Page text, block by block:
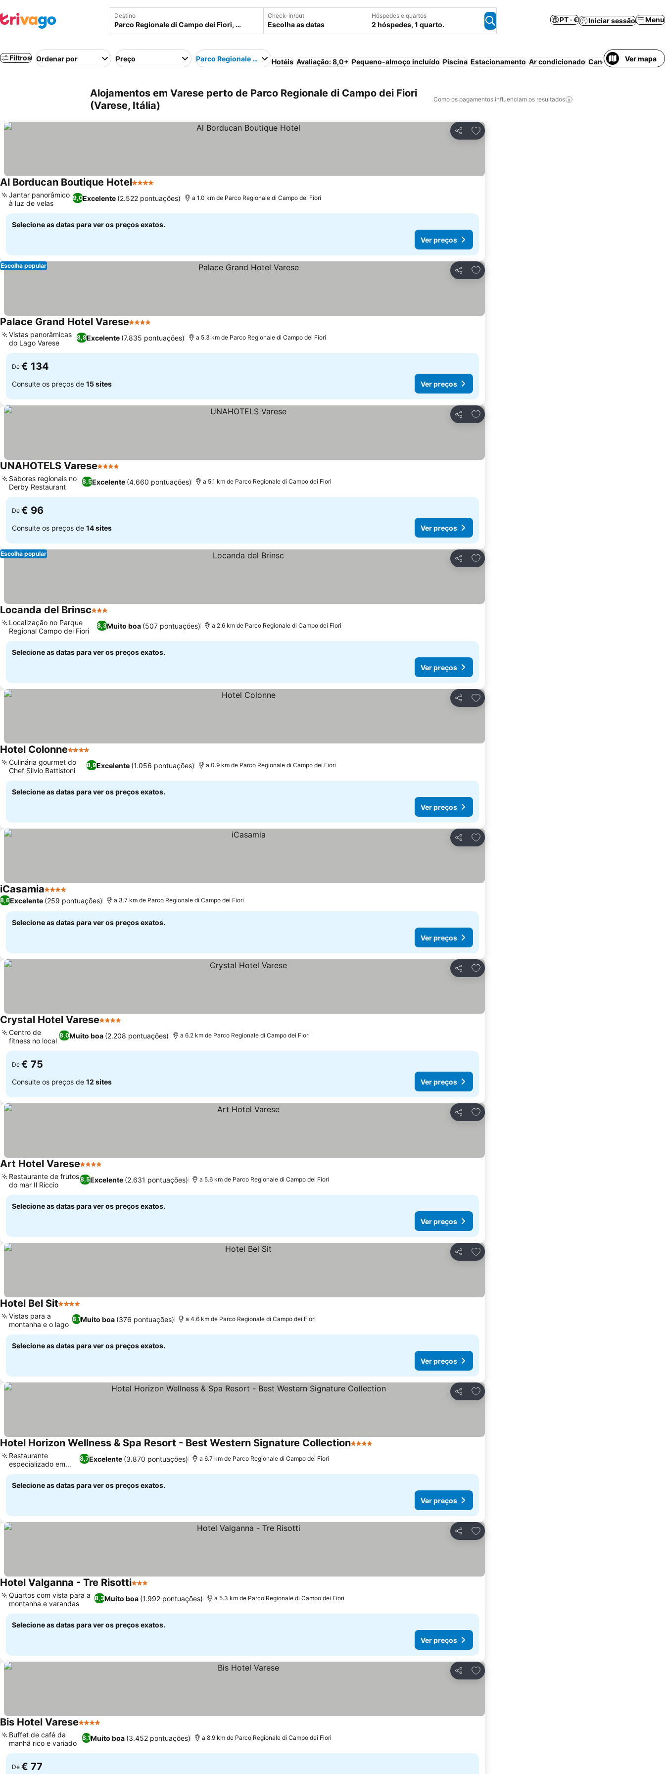
Destino Check-in/out
Escolha as datas
Hóspedes e quartos
2 hóspedes, 1 quarto.
PT · € Iniciar sessão Menu
Filtros Ordenar por Preço Parco Regionale di Campo dei Fiori
Hotéis Avaliação: 8,0+ Pequeno-almoço incluído Piscina Estacionamento Ar condicionado CancelamentoVer mapa
Alojamentos em Varese perto de Parco Regionale di Campo dei Fiori
(Varese, Itália)
Como os pagamentos influenciam os resultados
Partilhar
Adicionar aos favoritos
Al Borducan Boutique Hotel4 Estrelas
9,0Excelente (2.522 pontuações)
Jantar panorâmico
à luz de velas
a 1.0 km de Parco Regionale di Campo dei Fiori
Selecione as datas para ver os preços exatos.
Ver preços
Partilhar
Adicionar aos favoritos
Escolha popular
Palace Grand Hotel Varese4 Estrelas
8,8Excelente (7.835 pontuações)
Vistas panorâmicas
do Lago Varese
a 5.3 km de Parco Regionale di Campo dei Fiori
De € 134
Consulte os preços de 15 sites Ver preços
Partilhar
Adicionar aos favoritos
UNAHOTELS Varese4 Estrelas
8,5Excelente (4.660 pontuações)
Sabores regionais no
Derby Restaurant
a 5.1 km de Parco Regionale di Campo dei Fiori
De € 96
Consulte os preços de 14 sites Ver preços
Partilhar
Adicionar aos favoritos
Escolha popular
Locanda del Brinsc3 Estrelas
8,3Muito boa (507 pontuações)
Localização no Parque
Regional Campo dei Fiori
a 2.6 km de Parco Regionale di Campo dei Fiori
Selecione as datas para ver os preços exatos.
Ver preços
Partilhar
Adicionar aos favoritos
Hotel Colonne4 Estrelas
8,9Excelente (1.056 pontuações)
Culinária gourmet do
Chef Silvio Battistoni
a 0.9 km de Parco Regionale di Campo dei Fiori
Selecione as datas para ver os preços exatos.
Ver preços
Partilhar
Adicionar aos favoritos
iCasamia4 EstrelasVer preços
8,6Excelente (259 pontuações) a 3.7 km de Parco Regionale di Campo dei Fiori
Selecione as datas para ver os preços exatos.
Ver preços
Partilhar
Adicionar aos favoritos
Crystal Hotel Varese4 Estrelas
8,0Muito boa (2.208 pontuações)
Centro de
fitness no local
a 6.2 km de Parco Regionale di Campo dei Fiori
De € 75
Consulte os preços de 12 sites Ver preços
Partilhar
Adicionar aos favoritos
Art Hotel Varese4 Estrelas
8,5Excelente (2.631 pontuações)
Restaurante de frutos
do mar Il Riccio
a 5.6 km de Parco Regionale di Campo dei Fiori
Selecione as datas para ver os preços exatos.
Ver preços
Partilhar
Adicionar aos favoritos
Hotel Bel Sit4 Estrelas
8,1Muito boa (376 pontuações)
Vistas para a
montanha e o lago
a 4.6 km de Parco Regionale di Campo dei Fiori
Selecione as datas para ver os preços exatos.
Ver preços
Partilhar
Adicionar aos favoritos
Hotel Horizon Wellness & Spa Resort - Best Western Signature Collection4 Estrelas
8,7Excelente (3.870 pontuações)
Restaurante
especializado em
carnes
a 6.7 km de Parco Regionale di Campo dei Fiori
Selecione as datas para ver os preços exatos.
Ver preços
Partilhar
Adicionar aos favoritos
Hotel Valganna - Tre Risotti3 Estrelas
8,3Muito boa (1.992 pontuações)
Quartos com vista para a
montanha e varandas
a 5.3 km de Parco Regionale di Campo dei Fiori
Selecione as datas para ver os preços exatos.
Ver preços
Partilhar
Adicionar aos favoritos
Bis Hotel Varese4 Estrelas
8,1Muito boa (3.452 pontuações)
Buffet de café da
manhã rico e variado
a 8.9 km de Parco Regionale di Campo dei Fiori
De € 77